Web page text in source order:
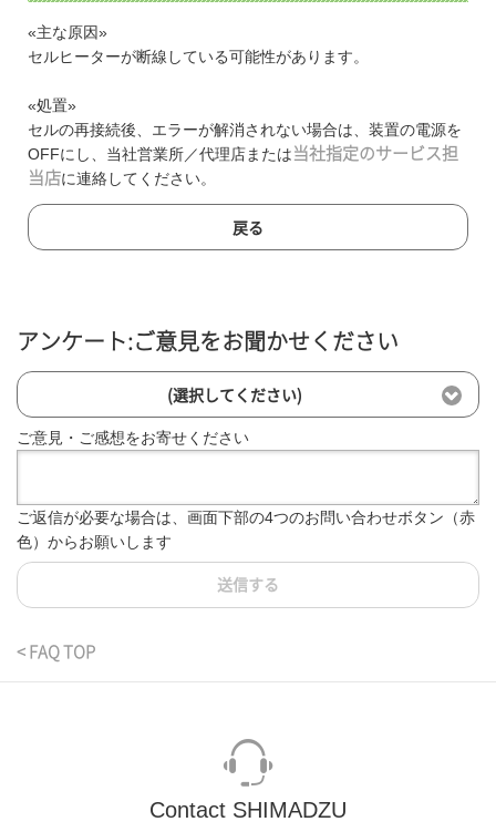
«主な原因»
セルヒーターが断線している可能性があります。
«処置»
セルの再接続後、エラーが解消されない場合は、装置の電源を
OFFにし、当社営業所／代理店または 当社指定のサービス担
当店に連絡してください。
戻る
アンケート:ご意見をお聞かせください
(選択してください)
ご意見・ご感想をお寄せください
ご返信が必要な場合は、画面下部の4つのお問い合わせボタン（赤
色）からお願いします
送信する
< FAQ TOP
Contact SHIMADZU